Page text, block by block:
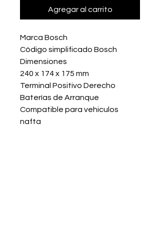
Agregar al carrito
Marca Bosch
Código simplificado Bosch
Dimensiones
240 x 174 x 175 mm
Terminal Positivo Derecho
Baterías de Arranque
Compatible para vehiculos
nafta